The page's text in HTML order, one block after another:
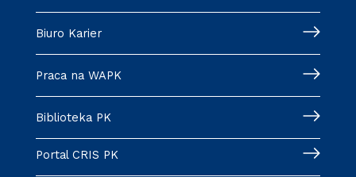
Biuro Karier
Praca na WAPK
Biblioteka PK
Portal CRIS PK